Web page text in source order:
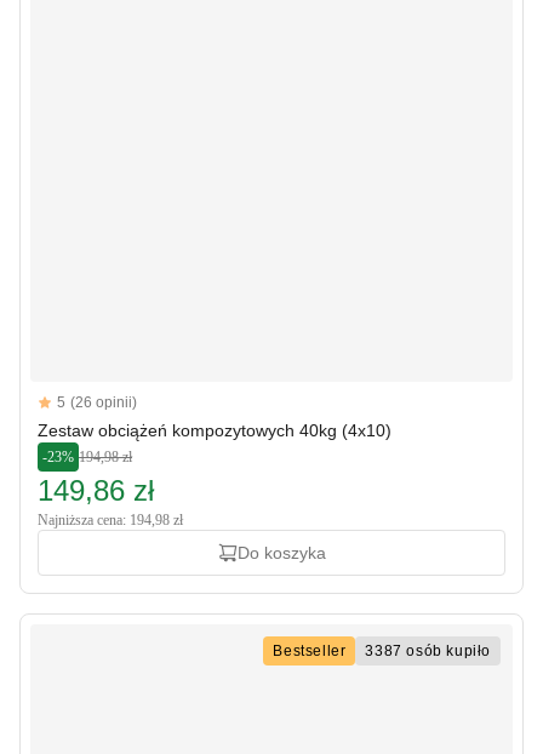
Reviews
5 out of 5 stars
5 (26 opinii)
Zestaw obciążeń kompozytowych 40kg (4x10)
-23% 194,98 zł
149,86 zł
Najniższa cena: 194,98 zł
Do koszyka
Bestseller 3387 osób kupiło